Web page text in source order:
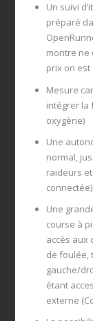
Un suivi
préparé
montre ne
prix on
Mesure
intégrer la
oxygène)
Une
normal,
raideurs
connectée)
Une
course à
accès aux
de foulée,
gauche/
étant
externe